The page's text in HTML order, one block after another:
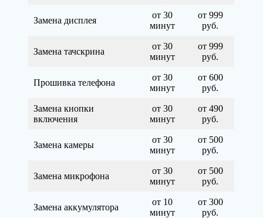
Замена дисплея
от 30
минут
от 999
руб.
Замена тачскрина
от 30
минут
от 999
руб.
Прошивка телефона
от 30
минут
от 600
руб.
Замена кнопки
включения
от 30
минут
от 490
руб.
Замена камеры
от 30
минут
от 500
руб.
Замена микрофона
от 30
минут
от 500
руб.
Замена аккумулятора
от 10
минут
от 300
руб.